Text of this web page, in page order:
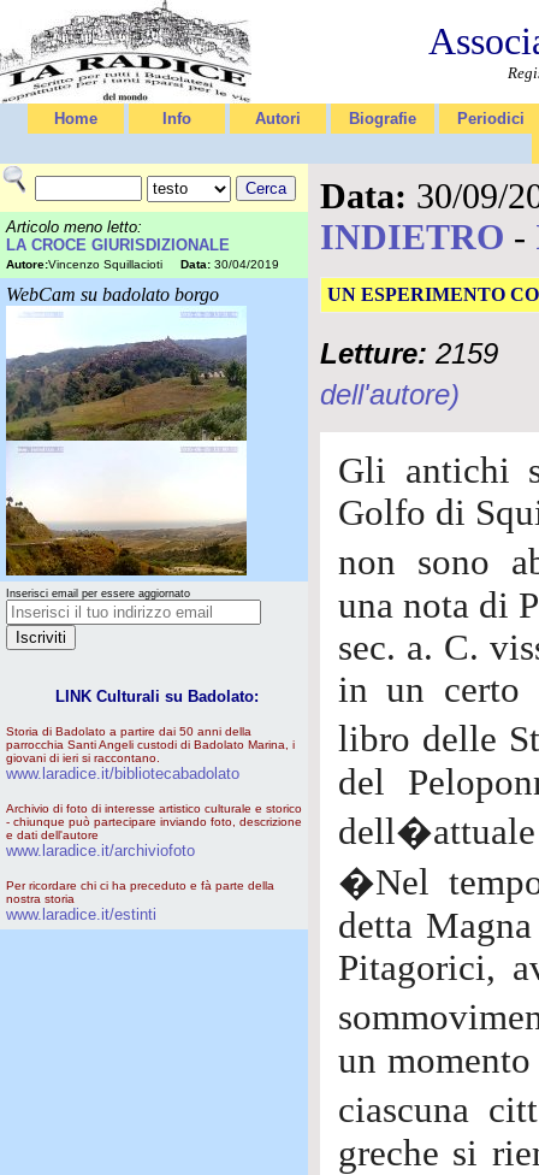
Home Info Autori Biografie Periodici
Articolo meno letto:
LA CROCE GIURISDIZIONALE
Autore:Vincenzo Squillacioti Data: 30/04/2019
WebCam su badolato borgo
Inserisci email per essere aggiornato
LINK Culturali su Badolato:
Storia di Badolato a partire dai 50 anni della
parrocchia Santi Angeli custodi di Badolato Marina, i
giovani di ieri si raccontano.
www.laradice.it/bibliotecabadolato
Archivio di foto di interesse artistico culturale e storico
- chiunque può partecipare inviando foto, descrizione
e dati dell'autore
www.laradice.it/archiviofoto
Per ricordare chi ci ha preceduto e fà parte della
nostra storia
www.laradice.it/estinti
Data: 30/09/
INDIETRO -
UN ESPERIMENTO
Letture: 2159
dell'autore)
Gli antichi
Golfo di
non sono
una nota di
sec. a. C.
in un certo
libro delle
del
dell�attuale
�Nel
detta
Pitagorici,
un
ciascuna
greche si